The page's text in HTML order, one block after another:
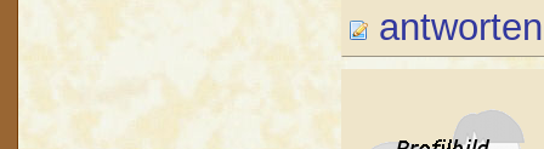
antworten